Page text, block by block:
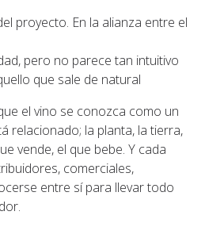
proyecto. En la alianza entre el
pero no parece tan intuitivo
que sale de natural
el vino se conozca como un
relacionado; la planta, la tierra,
vende, el que bebe. Y cada
comerciales,
entre sí para llevar todo